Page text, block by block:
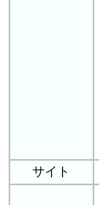
サイト